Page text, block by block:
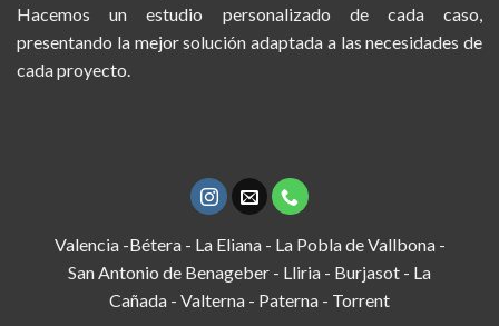
Hacemos un estudio personalizado de cada caso,
presentando la mejor solución adaptada a las necesidades de
cada proyecto.
Valencia -Bétera - La Eliana - La Pobla de Vallbona -
San Antonio de Benageber - Lliria - Burjasot - La
Cañada - Valterna - Paterna - Torrent